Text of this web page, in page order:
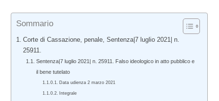
Sommario
Corte di Cassazione, penale, Sentenza|7 luglio 2021| n.
25911.
Sentenza|7 luglio 2021| n. 25911. Falso ideologico in atto pubblico e
il bene tutelato
Data udienza 2 marzo 2021
Integrale